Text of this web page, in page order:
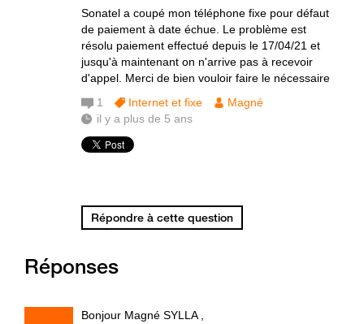
Sonatel a coupé mon téléphone fixe pour défaut
de paiement à date échue. Le problème est
résolu paiement effectué depuis le 17/04/21 et
jusqu'à maintenant on n'arrive pas à recevoir
d'appel. Merci de bien vouloir faire le nécessaire
1 Internet et fixe
Magné
il y a plus de 5 ans
Répondre à cette question
Réponses
Bonjour Magné SYLLA ,